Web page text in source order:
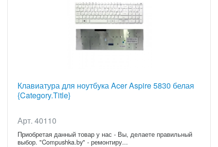
Клавиатура для ноутбука Acer Aspire 5830 белая
{Category.Title}
Арт. 40110
Приобретая данный товар у нас - Вы, делаете правильный
выбор. "Compushka.by" - ремонтиру...